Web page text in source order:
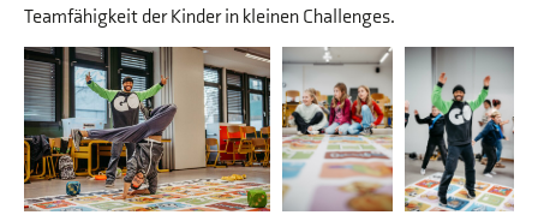
Teamfähigkeit der Kinder in kleinen Challenges.